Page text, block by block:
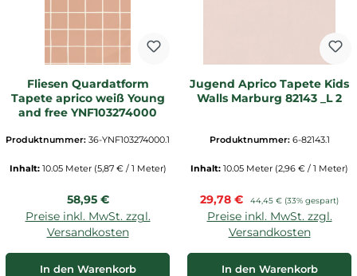
Fliesen Quardatform
Tapete aprico weiß Young
and free YNF103274000
Produktnummer: 36-YNF103274000.1
Inhalt: 10.05 Meter (5,87 € / 1 Meter)
Regulärer Preis:
58,95 €
Preise inkl. MwSt. zzgl.
Versandkosten
In den Warenkorb
Jugend Aprico Tapete Kids
Walls Marburg 82143 _L 2
Produktnummer: 6-82143.1
Inhalt: 10.05 Meter (2,96 € / 1 Meter)
Verkaufspreis:
29,78 € Regulärer Preis:
44,45 € (33% gespart)
Preise inkl. MwSt. zzgl.
Versandkosten
In den Warenkorb